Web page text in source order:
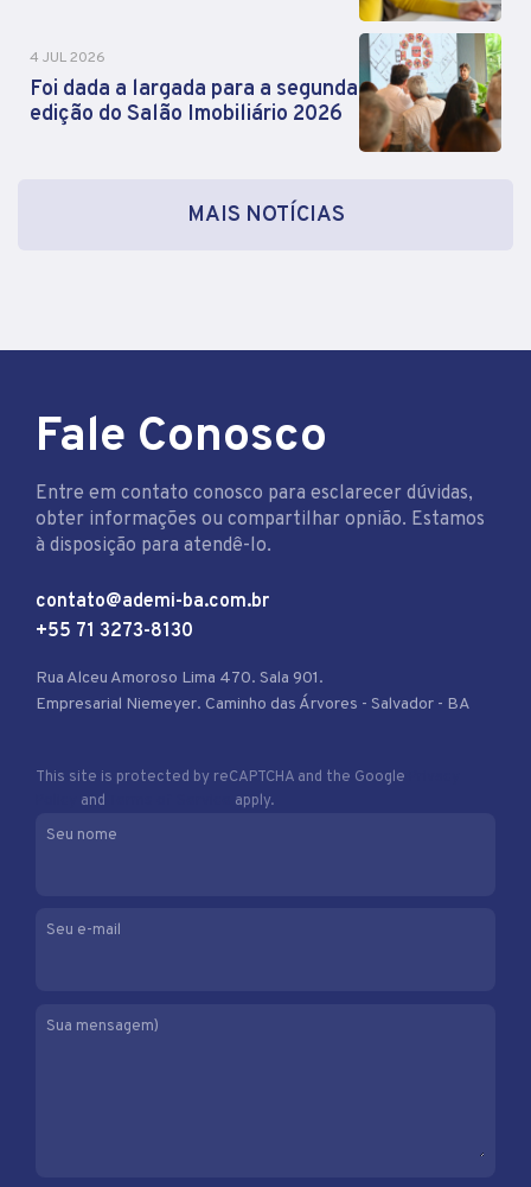
4 JUL 2026
Foi dada a largada para a segunda
edição do Salão Imobiliário 2026
MAIS NOTÍCIAS
Fale Conosco
Entre em contato conosco para esclarecer dúvidas,
obter informações ou compartilhar opnião. Estamos
à disposição para atendê-lo.
contato@ademi-ba.com.br
+55 71 3273-8130
Rua Alceu Amoroso Lima 470. Sala 901.
Empresarial Niemeyer. Caminho das Árvores - Salvador - BA
This site is protected by reCAPTCHA and the Google
and
apply.
Seu nome
Seu e-mail
Sua mensagem)